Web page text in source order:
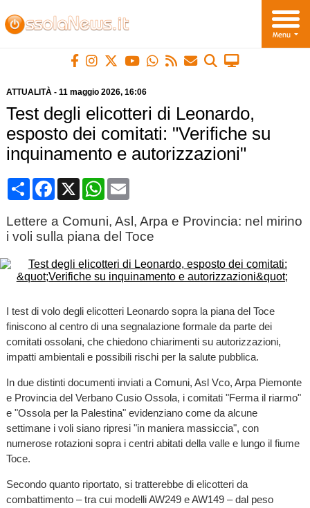
ATTUALITÀ- 11 maggio 2026, 16:06
Test degli elicotteri di Leonardo,
esposto dei comitati: "Verifiche su
inquinamento e autorizzazioni"
CondividiFacebook
X WhatsApp
Email
Lettere a Comuni, Asl, Arpa e Provincia: nel mirino
i voli sulla piana del Toce
I test di volo degli elicotteri Leonardo sopra la piana del Toce
finiscono al centro di una segnalazione formale da parte dei
comitati ossolani, che chiedono chiarimenti su autorizzazioni,
impatti ambientali e possibili rischi per la salute pubblica.
In due distinti documenti inviati a Comuni, Asl Vco, Arpa Piemonte
e Provincia del Verbano Cusio Ossola, i comitati "Ferma il riarmo"
e "Ossola per la Palestina" evidenziano come da alcune
settimane i voli siano ripresi "in maniera massiccia", con
numerose rotazioni sopra i centri abitati della valle e lungo il fiume
Toce.
Secondo quanto riportato, si tratterebbe di elicotteri da
combattimento – tra cui modelli AW249 e AW149 – dal peso